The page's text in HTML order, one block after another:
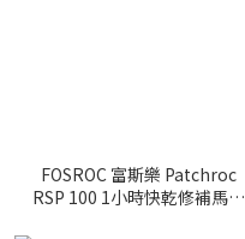
FOSROC 富斯樂 Patchroc
RSP 100 1小時快乾修補馬路